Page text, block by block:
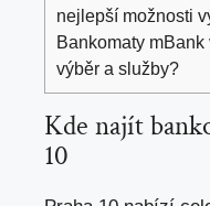
nejlepší možnosti
Bankomaty
výběr a služby?
Kde najít
10